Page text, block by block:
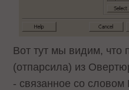
Вот тут мы видим, что
(отпарсила) из
- связанное со словом